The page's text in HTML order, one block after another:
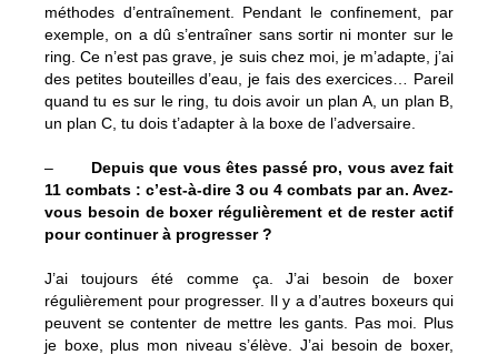
méthodes d’entraînement. Pendant le confinement, par
exemple, on a dû s’entraîner sans sortir ni monter sur le
ring. Ce n’est pas grave, je suis chez moi, je m’adapte, j’ai
des petites bouteilles d’eau, je fais des exercices… Pareil
quand tu es sur le ring, tu dois avoir un plan A, un plan B,
un plan C, tu dois t’adapter à la boxe de l’adversaire.
– Depuis que vous êtes passé pro, vous avez fait
11 combats : c’est-à-dire 3 ou 4 combats par an. Avez-
vous besoin de boxer régulièrement et de rester actif
pour continuer à progresser ?
J’ai toujours été comme ça. J’ai besoin de boxer
régulièrement pour progresser. Il y a d’autres boxeurs qui
peuvent se contenter de mettre les gants. Pas moi. Plus
je boxe, plus mon niveau s’élève. J’ai besoin de boxer,